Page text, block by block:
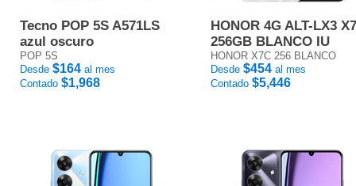
Tecno POP 5S A571LS
azul oscuro
POP 5S
Desde $164 al mes
Contado $1,968
HONOR 4G ALT-LX3
256GB BLANCO IU
HONOR X7C 256 BLANCO
Desde $454 al mes
Contado $5,446